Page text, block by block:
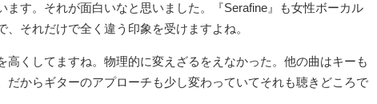
ます。それが面白いなと思いました。『Serafine』も女性ボーカル
、それだけで全く違う印象を受けますよね。
高くしてますね。物理的に変えざるをえなかった。他の曲はキーも
だからギターのアプローチも少し変わっていてそれも聴きどころで